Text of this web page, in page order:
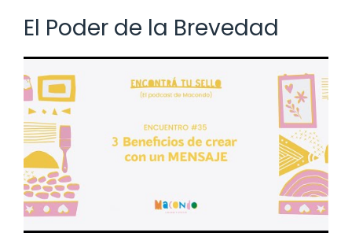
El Poder de la Brevedad